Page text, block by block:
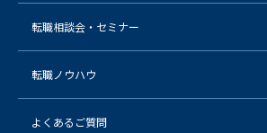
転職相談会・セミナー
転職ノウハウ
よくあるご質問